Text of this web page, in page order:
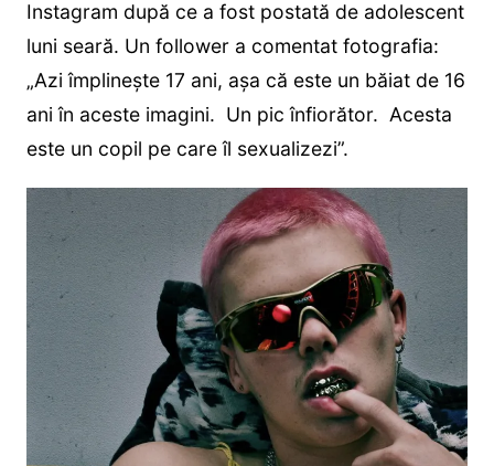
Instagram după ce a fost postată de adolescent
luni seară. Un follower a comentat fotografia:
„Azi împlinește 17 ani, așa că este un băiat de 16
ani în aceste imagini. Un pic înfiorător. Acesta
este un copil pe care îl sexualizezi”.